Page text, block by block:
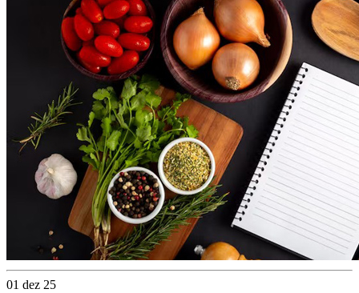
01 dez 25